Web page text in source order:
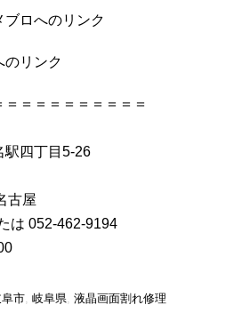
ブロへのリンク
のリンク
＝＝＝＝＝＝＝＝＝
駅四丁目5-26
古屋
は 052-462-9194
市 岐阜県 液晶画面割れ修理